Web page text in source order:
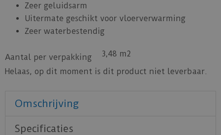
Zeer geluidsarm
Uitermate geschikt voor vloerverwarming
Zeer waterbestendig
Aantal per verpakking
3,48 m2
Helaas, op dit moment is dit product niet leverbaar.
Omschrijving
Specificaties